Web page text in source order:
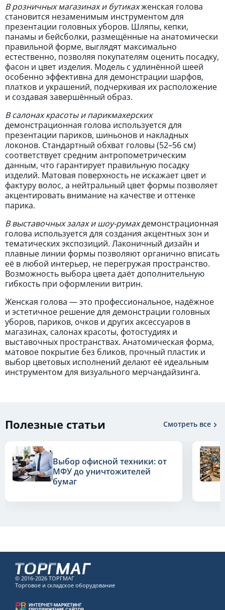
В розничных магазинах и бутикахженская голова
становится незаменимым инструментом для
презентации головных уборов. Шляпы, кепки,
панамы и бейсболки, размещённые на анатомически
правильной форме, выглядят максимально
естественно, позволяя покупателям оценить посадку,
фасон и цвет изделия. Модель с удлинённой шеей
особенно эффективна для демонстрации шарфов,
платков и украшений, подчеркивая их расположение
и создавая завершённый образ.
В салонах красоты и парикмахерских
демонстрационная голова используется для
презентации париков, шиньонов и накладных
локонов. Стандартный обхват головы (52–56 см)
соответствует средним антропометрическим
данным, что гарантирует правильную посадку
изделий. Матовая поверхность не искажает цвет и
фактуру волос, а нейтральный цвет формы позволяет
акцентировать внимание на качестве и оттенке
парика.
В выставочных залах и шоу-румахдемонстрационная
голова используется для создания акцентных зон и
тематических экспозиций. Лаконичный дизайн и
плавные линии формы позволяют органично вписать
её в любой интерьер, не перегружая пространство.
Возможность выбора цвета даёт дополнительную
гибкость при оформлении витрин.
Женская голова — это профессиональное, надёжное
и эстетичное решение для демонстрации головных
уборов, париков, очков и других аксессуаров в
магазинах, салонах красоты, фотостудиях и
выставочных пространствах. Анатомическая форма,
матовое покрытие без бликов, прочный пластик и
выбор цветовых исполнений делают её идеальным
инструментом для визуального мерчандайзинга.
Полезные статьи Смотреть все
Выбор офисной техники: от
МФУ до уничтожителей
бумаг
© 2016-2026 ТОРГМАГ
Торговое и складское оборудование